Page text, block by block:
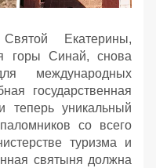
Екатерины,
горы Синай, снова
международных
государственная
теперь уникальный
со всего
туризма и
святыня должна